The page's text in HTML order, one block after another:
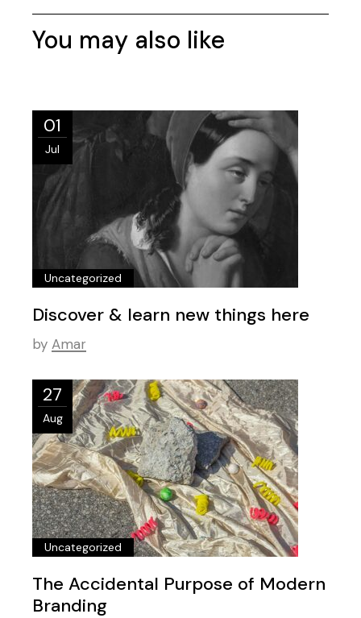
You may also like
01
Jul
Uncategorized
Discover & learn new things here
by Amar
27
Aug
Uncategorized
The Accidental Purpose of Modern
Branding